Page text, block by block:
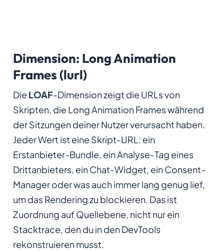
Dimension: Long Animation
Frames (lurl)
Die LOAF-Dimension zeigt die URLs von
Skripten, die Long Animation Frames während
der Sitzungen deiner Nutzer verursacht haben.
Jeder Wert ist eine Skript-URL: ein
Erstanbieter-Bundle, ein Analyse-Tag eines
Drittanbieters, ein Chat-Widget, ein Consent-
Manager oder was auch immer lang genug lief,
um das Rendering zu blockieren. Das ist
Zuordnung auf Quellebene, nicht nur ein
Stacktrace, den du in den DevTools
rekonstruieren musst.